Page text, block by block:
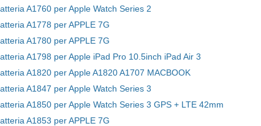
A1760 per Apple Watch Series 2
A1778 per APPLE 7G
A1780 per APPLE 7G
A1798 per Apple iPad Pro 10.5inch iPad Air 3
A1820 per Apple A1820 A1707 MACBOOK
A1847 per Apple Watch Series 3
A1850 per Apple Watch Series 3 GPS + LTE 42mm
A1853 per APPLE 7G